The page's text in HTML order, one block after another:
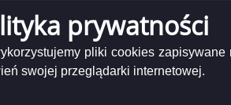
prywatności
pliki cookies
swojej przeglądarki internetowej.